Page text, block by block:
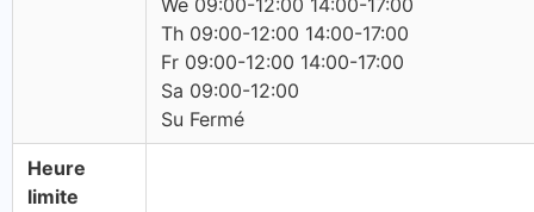
We 09:00-12:00 14:00-17:00
Th 09:00-12:00 14:00-17:00
Fr 09:00-12:00 14:00-17:00
Sa 09:00-12:00
Su Fermé
Heure
limite